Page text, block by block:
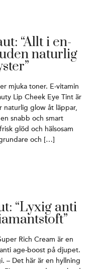
“Allt i en-
naturlig
mjuka toner. E-vitamin
Lip Cheek Eye Tint är
naturlig glow åt läppar,
snabb och smart
glöd och hälsosam
och […]
“Lyxig anti
Rich Cream är en
age-boost på djupet.
– Det här är en hyllning